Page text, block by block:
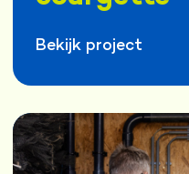
Bekijk project